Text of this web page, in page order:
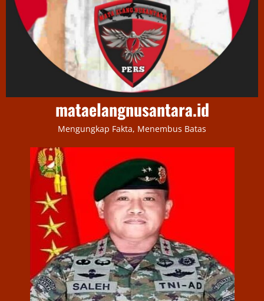
mataelangnusantara.id
Mengungkap Fakta, Menembus Batas